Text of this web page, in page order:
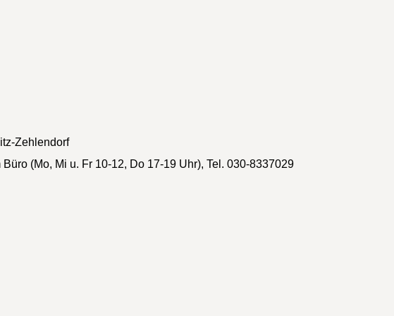
Zehlendorf
Büro (Mo, Mi u. Fr 10-12, Do 17-19 Uhr), Tel. 030-8337029